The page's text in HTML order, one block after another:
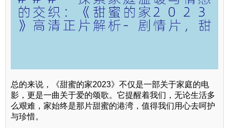
总的来说，《甜蜜的家2023》不仅是一部关于家庭的电
影，更是一曲关于爱的颂歌。它提醒着我们，无论生活多
么艰难，家始终是那片甜蜜的港湾，值得我们用心去呵护
与珍惜。